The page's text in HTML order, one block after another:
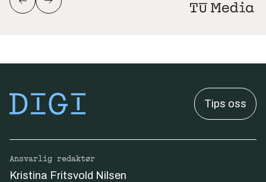
Tips oss
Ansvarlig redaktør
Kristina Fritsvold Nilsen